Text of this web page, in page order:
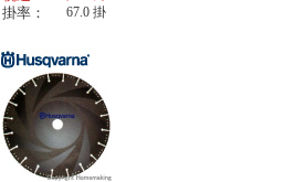
掛率： 67.0 掛